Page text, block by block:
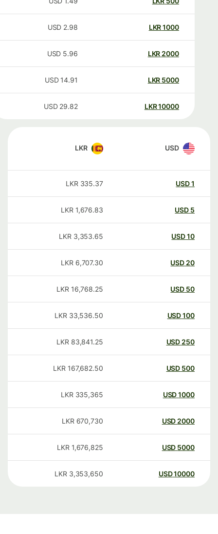
1000
LKR
2.98
USD
2000
LKR
5.96
USD
5000
LKR
14.91
USD
10000
LKR
29.82
USD
USD
LKR
USD
335.37
LKR
USD
1,676.83
LKR
USD
3,353.65
LKR
20
USD
6,707.30
LKR
50
USD
16,768.25
LKR
100
USD
33,536.50
LKR
250
USD
83,841.25
LKR
500
USD
167,682.50
LKR
1000
USD
335,365
LKR
2000
USD
670,730
LKR
5000
USD
1,676,825
LKR
10000
USD
3,353,650
LKR